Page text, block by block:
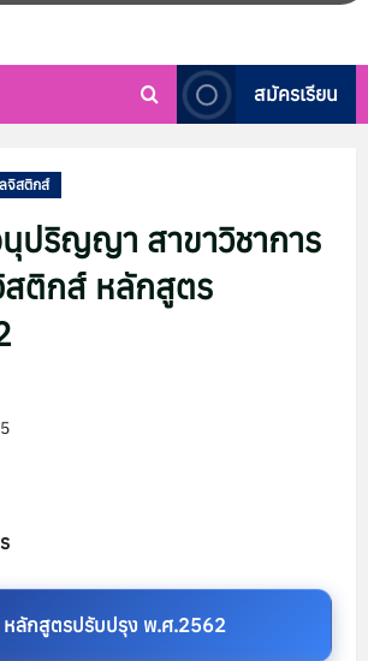
สมัครเรียน
จิสติกส์
ปริญญา สาขาวิชาการ
สติกส์ หลักสูตร
หลักสูตรปรับปรุง พ.ศ.2562